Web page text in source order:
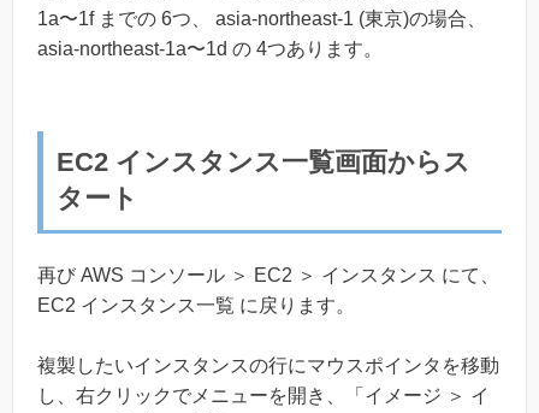
1a〜1f までの 6つ、 asia-northeast-1 (東京)の場合、
asia-northeast-1a〜1d の 4つあります。
EC2 インスタンス一覧画面からス
タート
再び AWS コンソール ＞ EC2 ＞ インスタンス にて、
EC2 インスタンス一覧 に戻ります。
複製したいインスタンスの行にマウスポインタを移動
し、右クリックでメニューを開き、「イメージ ＞ イ